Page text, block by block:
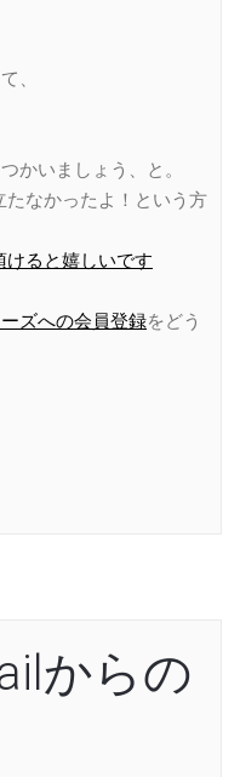
、
かいましょう、と。
なかったよ！という方
けると嬉しいです
ズへの会員登録をどう
からの